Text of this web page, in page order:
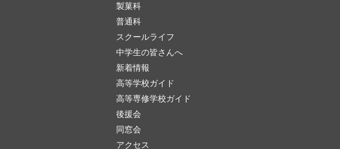
製菓科
普通科
スクールライフ
中学生の皆さんへ
新着情報
高等学校ガイド
高等専修学校ガイド
後援会
同窓会
アクセス